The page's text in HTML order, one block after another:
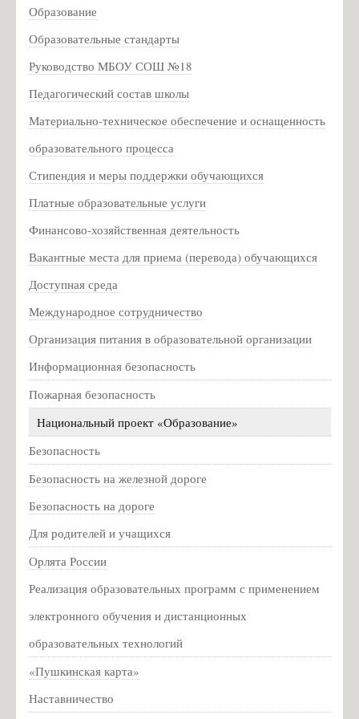
Партизанское движение
Партизанское движение на Псковщине
Для родителей
Социально-психологическое тестирование
Консультационная служба для родителей
профилактики вирусных заболеваний
Всероссийский конкурс педагогического мастерства
«История в школе: традиции и новации»
Информация для родителей о приеме в первый класс
Расписание ЕГЭ 2020 год
Новости
16 мая ушла из жизни Ида Филипповна Горелик
Пакет мер социальной поддержки жителей Псковской
Всероссийская акция #ОКНА_ПОБЕДЫ 2020
Большая перемена
График организационных собраний с обучающимися и/или
родителями обучающихся
Всероссийские проверочные работы (ВПР)
Информация для родителей о приеме в первый класс на
2025-2026 учебный год
Информация для родителей о приеме в 10 класс на 2025-
Образование
Образовательные стандарты
Руководство МБОУ СОШ №18
Педагогический состав школы
Материально-техническое обеспечение и оснащенность
образовательного процесса
Стипендия и меры поддержки обучающихся
Платные образовательные услуги
Финансово-хозяйственная деятельность
Вакантные места для приема (перевода) обучающихся
Доступная среда
Международное сотрудничество
Организация питания в образовательной организации
Информационная безопасность
Пожарная безопасность
Национальный проект «Образование»
Безопасность
Безопасность на железной дороге
Безопасность на дороге
Для родителей и учащихся
Орлята России
Реализация образовательных программ с применением
электронного обучения и дистанционных
образовательных технологий
«Пушкинская карта»
Наставничество